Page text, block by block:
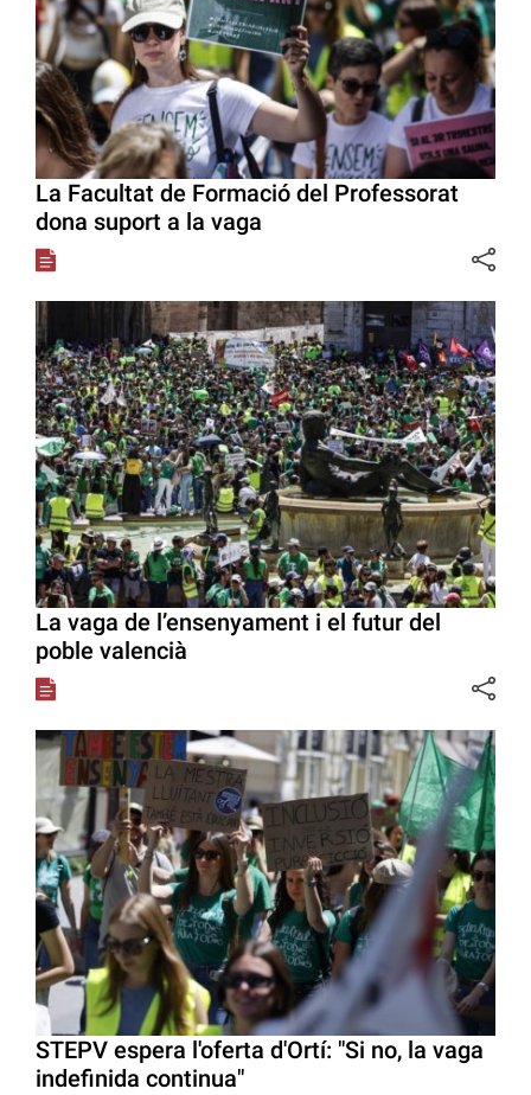
La Facultat de Formació del Professorat
dona suport a la vaga
La vaga de l’ensenyament i el futur del
poble valencià
STEPV espera l'oferta d'Ortí: "Si no, la vaga
indefinida continua"